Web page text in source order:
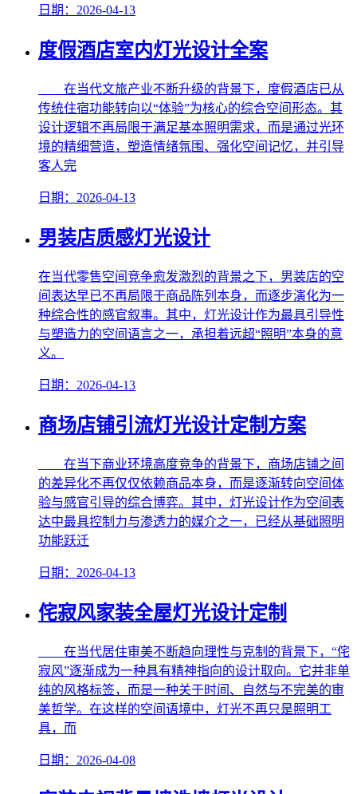
日期：2026-04-13
度假酒店室内灯光设计全案
在当代文旅产业不断升级的背景下，度假酒店已从
传统住宿功能转向以“体验”为核心的综合空间形态。其
设计逻辑不再局限于满足基本照明需求，而是通过光环
境的精细营造，塑造情绪氛围、强化空间记忆，并引导
客人完
日期：2026-04-13
男装店质感灯光设计
在当代零售空间竞争愈发激烈的背景之下，男装店的空
间表达早已不再局限于商品陈列本身，而逐步演化为一
种综合性的感官叙事。其中，灯光设计作为最具引导性
与塑造力的空间语言之一，承担着远超“照明”本身的意
义。
日期：2026-04-13
商场店铺引流灯光设计定制方案
在当下商业环境高度竞争的背景下，商场店铺之间
的差异化不再仅仅依赖商品本身，而是逐渐转向空间体
验与感官引导的综合博弈。其中，灯光设计作为空间表
达中最具控制力与渗透力的媒介之一，已经从基础照明
功能跃迁
日期：2026-04-13
侘寂风家装全屋灯光设计定制
在当代居住审美不断趋向理性与克制的背景下，“侘
寂风”逐渐成为一种具有精神指向的设计取向。它并非单
纯的风格标签，而是一种关于时间、自然与不完美的审
美哲学。在这样的空间语境中，灯光不再只是照明工
具，而
日期：2026-04-08